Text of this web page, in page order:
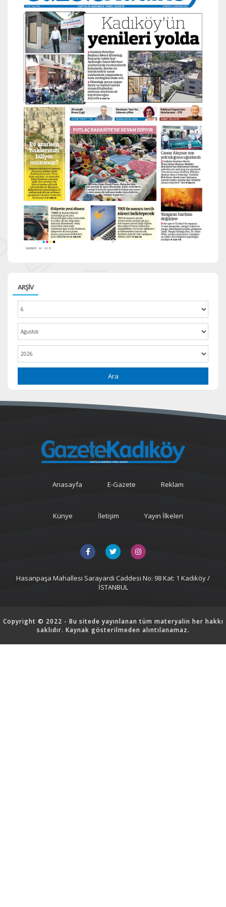
ARŞİV
Ara
Anasayfa E-Gazete Reklam
Künye İletişim Yayın İlkeleri
Hasanpaşa Mahallesi Sarayardi Caddesi No: 98 Kat: 1 Kadıköy /
İSTANBUL
Copyright © 2022 - Bu sitede yayınlanan tüm materyalin her hakkı
saklıdır. Kaynak gösterilmeden alıntılanamaz.